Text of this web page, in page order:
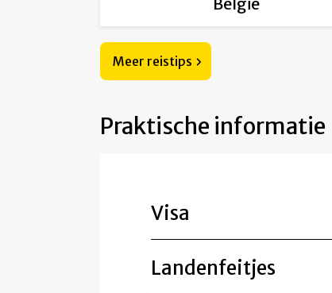
Meer reistips
Praktische informatie
Visa
Landenfeitjes